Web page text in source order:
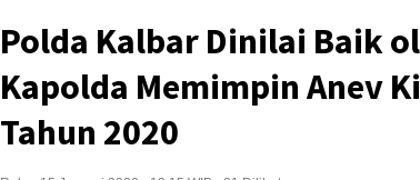
Polda Kalbar Dinilai Baik
Kapolda Memimpin Anev
Tahun 2020